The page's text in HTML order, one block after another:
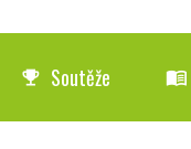
emoji_events Soutěže menu_book